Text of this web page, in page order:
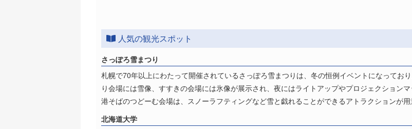
人気の観光スポット
さっぽろ雪まつり
札幌で70年以上にわたって開催されているさっぽろ雪まつりは、冬の恒例イベントになってお
り会場には雪像、すすきの会場には氷像が展示され、夜にはライトアップやプロジェクション
港そばのつどーむ会場は、スノーラフティングなど雪と戯れることができるアトラクションが用
北海道大学